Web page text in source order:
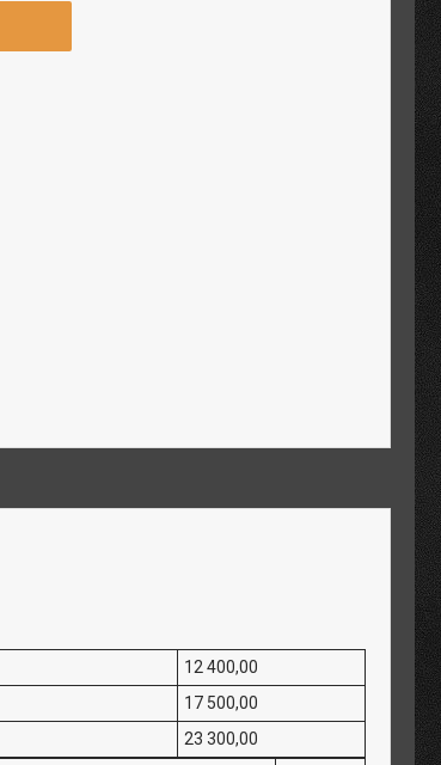
12 400,00
17 500,00
23 300,00